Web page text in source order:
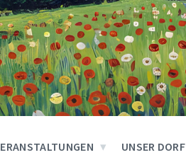
UNSER DORF